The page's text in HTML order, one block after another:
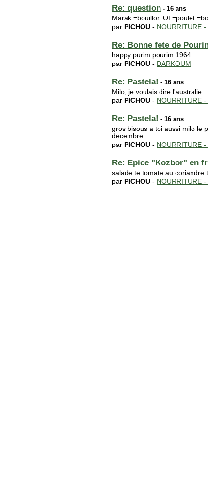
Re: question - 16 ans
Marak =bouillon Of =poulet
par PICHOU - NOURRITURE -
Re: Bonne fete de
happy purim pourim 1964
par PICHOU - DARKOUM
Re: Pastela! - 16 ans
Milo, je voulais dire l'australie
par PICHOU - NOURRITURE -
Re: Pastela! - 16 ans
gros bisous a toi aussi milo le
decembre
par PICHOU - NOURRITURE -
Re: Epice "Kozbor" en
salade te tomate au coriandre
par PICHOU - NOURRITURE -